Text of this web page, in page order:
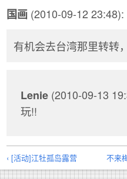
国画 (2010-09-12 23:48):
有机会去台湾那里转转
Lenie (2010-09-13
玩!!
‹ [活动]江牡孤岛露营 不来